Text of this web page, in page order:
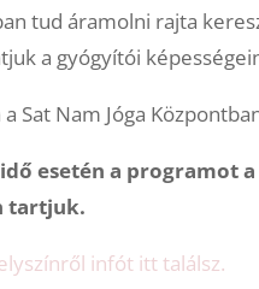
tud áramolni rajta
a gyógyítói
Sat Nam Jóga
esetén a programot
tartjuk.
infót itt találsz.